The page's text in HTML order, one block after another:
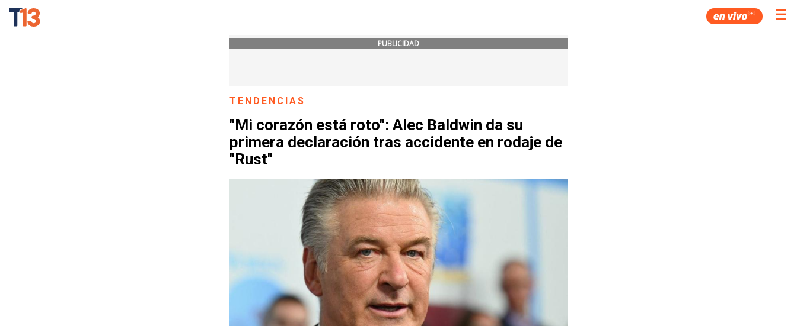
☰
PUBLICIDAD
TENDENCIAS
"Mi corazón está roto": Alec Baldwin da su
primera declaración tras accidente en rodaje de
"Rust"